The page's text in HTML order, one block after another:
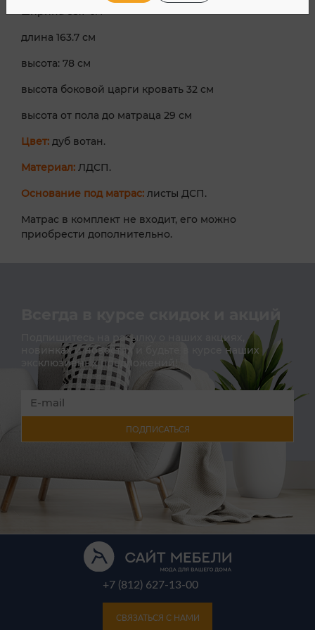
ширина 83.7 см
длина 163.7 см
высота: 78 см
высота боковой царги кровать 32 см
высота от пола до матраца 29 см
Цвет: дуб вотан.
Материал: ЛДСП.
Основание под матрас: листы ДСП.
Матрас в комплект не входит, его можно
приобрести дополнительно.
Всегда в курсе скидок и акций
Подпишитесь на расылку о наших акциях,
новинках и новостях и будьте в курсе наших
эксклюзивных предложений!
ПОДПИСАТЬСЯ
+7 (812) 627-13-00
СВЯЗАТЬСЯ С НАМИ